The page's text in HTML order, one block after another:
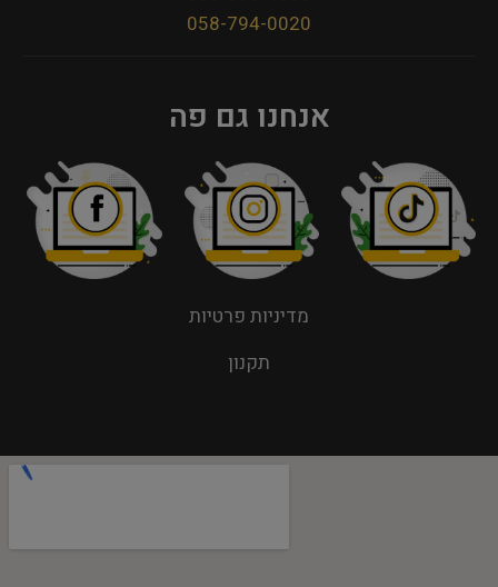
058-794-0020
אנחנו גם פה
מדיניות פרטיות
תקנון